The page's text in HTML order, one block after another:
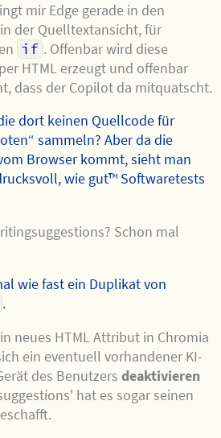
mir Edge gerade in den
der Quelltextansicht, für
if . Offenbar wird diese
HTML erzeugt und offenbar
dass der Copilot da mitquatscht.
dort keinen Quellcode für
sammeln? Aber da die
Browser kommt, sieht man
wie gut™ Softwaretests
Schon mal
wie fast ein Duplikat von
.
neues HTML Attribut in Chromia
ein eventuell vorhandener KI-
des Benutzers deaktivieren
hat es sogar seinen